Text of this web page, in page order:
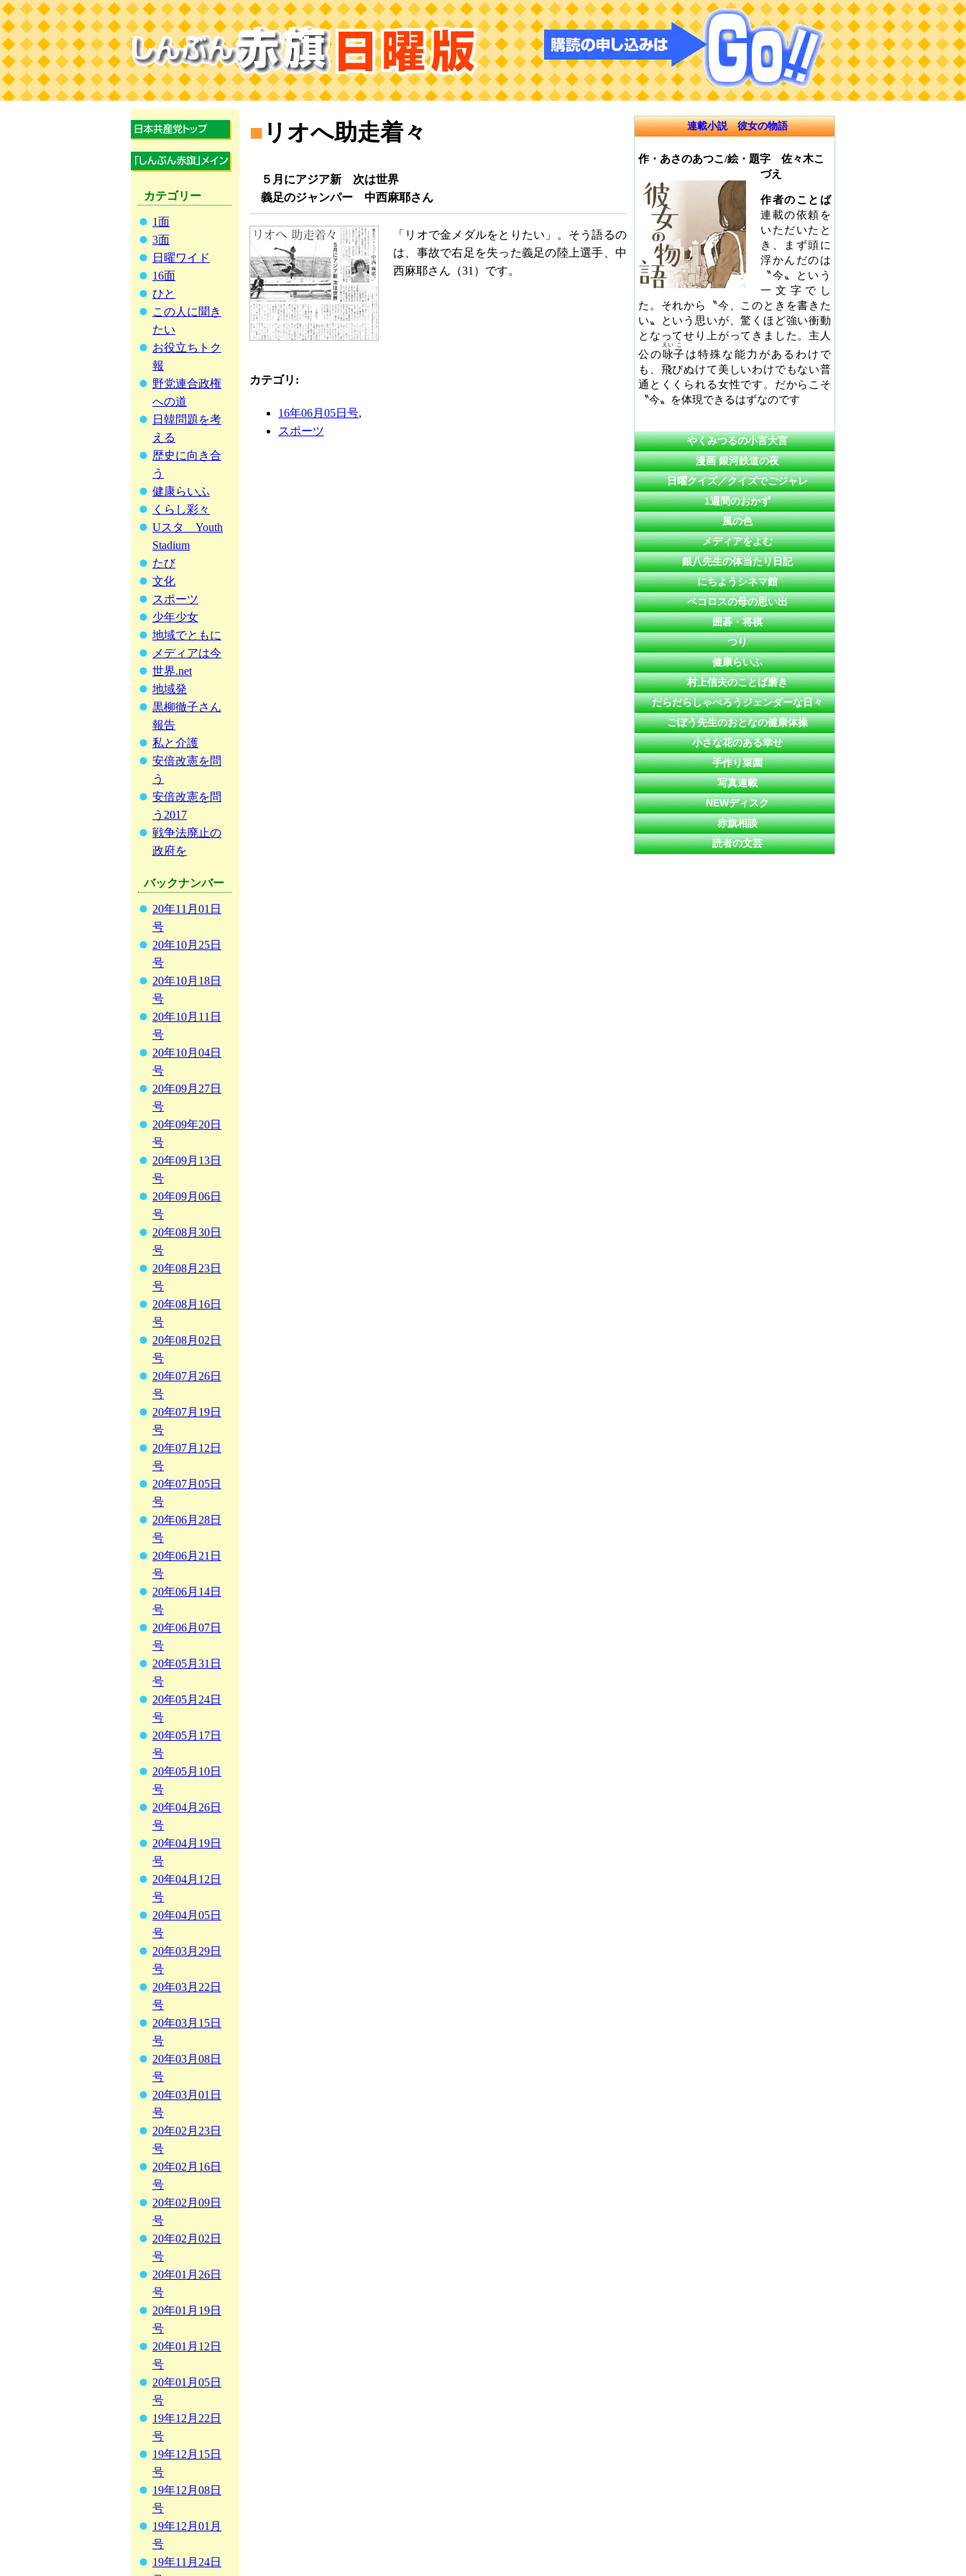
カテゴリー
1面
3面
日曜ワイド
16面
ひと
この人に聞き
たい
お役立ちトク
報
野党連合政権
への道
日韓問題を考
える
歴史に向き合
う
健康らいふ
くらし彩々
Uスタ Youth
Stadium
たび
文化
スポーツ
少年少女
地域でともに
メディアは今
世界.net
地域発
黒柳徹子さん
報告
私と介護
安倍改憲を問
う
安倍改憲を問
う2017
戦争法廃止の
政府を
バックナンバー
20年11月01日
号
20年10月25日
号
20年10月18日
号
20年10月11日
号
20年10月04日
号
20年09月27日
号
20年09年20日
号
20年09月13日
号
20年09月06日
号
20年08月30日
号
20年08月23日
号
20年08月16日
号
20年08月02日
号
20年07月26日
号
20年07月19日
号
20年07月12日
号
20年07月05日
号
20年06月28日
号
20年06月21日
号
20年06月14日
号
20年06月07日
号
20年05月31日
号
20年05月24日
号
20年05月17日
号
20年05月10日
号
20年04月26日
号
20年04月19日
号
20年04月12日
号
20年04月05日
号
20年03月29日
号
20年03月22日
号
20年03月15日
号
20年03月08日
号
20年03月01日
号
20年02月23日
号
20年02月16日
号
20年02月09日
号
20年02月02日
号
20年01月26日
号
20年01月19日
号
20年01月12日
号
20年01月05日
号
19年12月22日
号
19年12月15日
号
19年12月08日
号
19年12月01月
号
19年11月24日
■ リオへ助走着々
５月にアジア新 次は世界
義足のジャンパー 中西麻耶さん
「リオで金メダルをとりたい」。そう語るの
は、事故で右足を失った義足の陸上選手、中
西麻耶さん（31）です。
カテゴリ :
16年06月05日号,
スポーツ
連載小説 彼女の物語
作・あさのあつこ/絵・題字 佐々木こ
づえ
作者のことば
連載の依頼を
いただいたと
き、まず頭に
浮かんだのは
〝今〟という
一文字でし
た。それから〝今、このときを書きた
い〟という思いが、驚くほど強い衝動
となってせり上がってきました。主人
公の咏
えい
子
こ
は特殊な能力があるわけで
も、飛びぬけて美しいわけでもない普
通とくくられる女性です。だからこそ
〝今〟を体現できるはずなのです
やくみつるの小言大言
漫画 銀河鉄道の夜
日曜クイズ／クイズでごジャレ
1週間のおかず
風の色
メディアをよむ
銀八先生の体当たり日記
にちようシネマ館
ペコロスの母の思い出
囲碁・将棋
つり
健康らいふ
村上信夫のことば磨き
だらだらしゃべろうジェンダーな日々
ごぼう先生のおとなの健康体操
小さな花のある幸せ
手作り菜園
写真連載
NEWディスク
赤旗相談
読者の文芸